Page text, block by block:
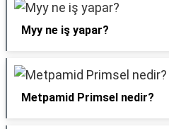
Myy ne iş yapar?
Metpamid Primsel nedir?